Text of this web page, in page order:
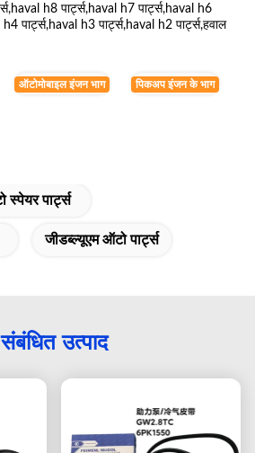
h8 पार्ट्स,haval h7 पार्ट्स,haval h6
पार्ट्स,haval h3 पार्ट्स,haval h2 पार्ट्स,हवाल
ऑटोमोबाइल इंजन भाग पिकअप इंजन के भाग
पार्ट्स
जीडब्ल्यूएम ऑटो पार्ट्स
संबंधित उत्पाद